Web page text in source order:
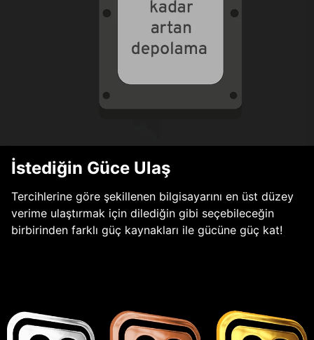
İstediğin Güce Ulaş
Tercihlerine göre şekillenen bilgisayarını en üst düzey
verime ulaştırmak için dilediğin gibi seçebileceğin
birbirinden farklı güç kaynakları ile gücüne güç kat!